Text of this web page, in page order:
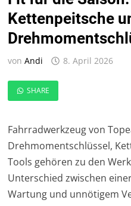
Kettenpeitsche
vonAndi 8. April 2026
SHARE
Fahrradwerkzeug von
Drehmomentschlüssel,
Tools gehören zu den
Unterschied zwischen
Wartung und unnötigem